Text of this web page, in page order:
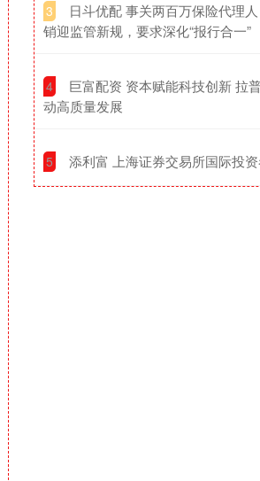
3
日斗优配 事关两百万保险代理
销迎监管新规，要求深化“报行合一”
4
巨富配资 资本赋能科技创新 拉
动高质量发展
5 添利富 上海证券交易所国际投